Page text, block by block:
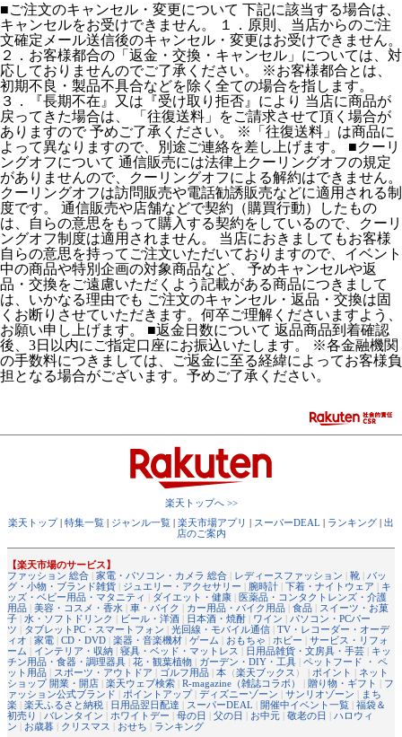
■ご注文のキャンセル・変更について 下記に該当する場合は、
キャンセルをお受けできません。 １．原則、当店からのご注
文確定メール送信後のキャンセル・変更はお受けできません。
２．お客様都合の「返金・交換・キャンセル」については、対
応しておりませんのでご了承ください。 ※お客様都合とは、
初期不良・製品不具合などを除く全ての場合を指します。
３．『長期不在』又は『受け取り拒否』により 当店に商品が
戻ってきた場合は、 「往復送料」をご請求させて頂く場合が
ありますので 予めご了承ください。 ※「往復送料」は商品に
よって異なりますので、別途ご連絡を差し上げます。 ■クーリ
ングオフについて 通信販売には法律上クーリングオフの規定
がありませんので、クーリングオフによる解約はできません。
クーリングオフは訪問販売や電話勧誘販売などに適用される制
度です。 通信販売や店舗などで契約（購買行動）したもの
は、自らの意思をもって購入する契約をしているので、クーリ
ングオフ制度は適用されません。 当店におきましてもお客様
自らの意思を持ってご注文いただいておりますので、イベント
中の商品や特別企画の対象商品など、 予めキャンセルや返
品・交換をご遠慮いただくよう記載がある商品につきまして
は、いかなる理由でも ご注文のキャンセル・返品・交換は固
くお断りさせていただきます。何卒ご理解くださいますよう、
お願い申し上げます。 ■返金日数について 返品商品到着確認
後、3日以内にご指定口座にお振込いたします。 ※各金融機関
の手数料につきましては、ご返金に至る経緯によってお客様負
担となる場合がございます。予めご了承ください。
楽天トップへ >>
楽天トップ| 特集一覧 | ジャンル一覧 | 楽天市場アプリ | スーパーDEAL | ランキング | 出
店のご案内
【楽天市場のサービス】
ファッション 総合 | 家電・パソコン・カメラ 総合 | レディースファッション | 靴 | バッ
グ・小物・ブランド雑貨 | ジュエリー・アクセサリー | 腕時計 | 下着・ナイトウェア | キ
ッズ・ベビー用品・マタニティ | ダイエット・健康 | 医薬品・コンタクトレンズ・介護
用品 | 美容・コスメ・香水 | 車・バイク | カー用品・バイク用品 | 食品 | スイーツ・お菓
子 | 水・ソフトドリンク | ビール・洋酒 | 日本酒・焼酎 | ワイン | パソコン・PCパー
ツ | タブレットPC・スマートフォン | 光回線・モバイル通信 | TV・レコーダー・オーデ
ィオ | 家電 | CD・DVD | 楽器・音楽機材 | ゲーム | おもちゃ | ホビー | サービス・リフォ
ーム | インテリア・収納 | 寝具・ベッド・マットレス | 日用品雑貨・文房具・手芸 | キッ
チン用品・食器・調理器具 | 花・観葉植物 | ガーデン・DIY・工具 | ペットフード ・ ペ
ット用品 | スポーツ・アウトドア | ゴルフ用品 | 本 （楽天ブックス ） | ポイント | ネット
ショップ 開業・開店 | 楽天ウェブ検索 | R-magazine（雑誌コラボ） | 贈り物・ギフト | フ
ァッション公式ブランド | ポイントアップ| ディズニーゾーン | サンリオゾーン | まち
楽 | 楽天ふるさと納税 | 日用品翌日配達 | スーパーDEAL | 開催中イベント一覧 | 福袋＆
初売り | バレンタイン | ホワイトデー | 母の日 | 父の日 | お中元 | 敬老の日 | ハロウィ
ン | お歳暮 | クリスマス | おせち | ランキング